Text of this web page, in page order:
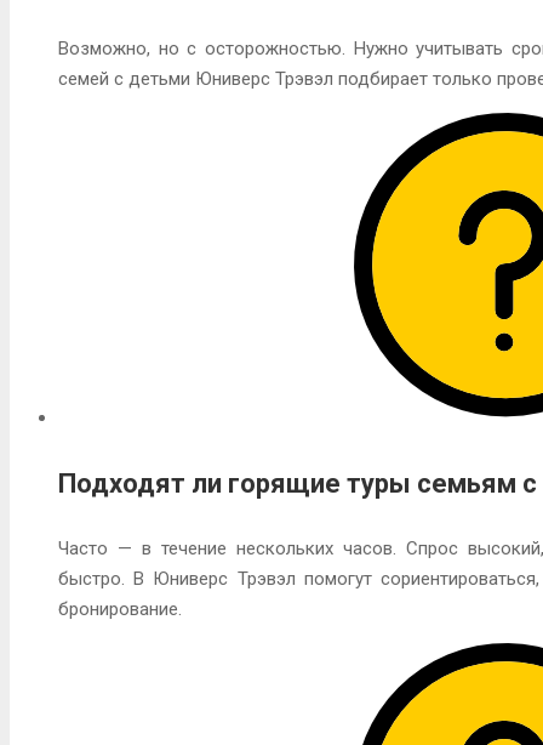
Возможно, но с осторожностью. Нужно учитывать
семей с детьми Юниверс Трэвэл подбирает только
Подходят ли горящие туры семьям
Часто — в течение нескольких часов. Спрос
быстро. В Юниверс Трэвэл помогут
бронирование.